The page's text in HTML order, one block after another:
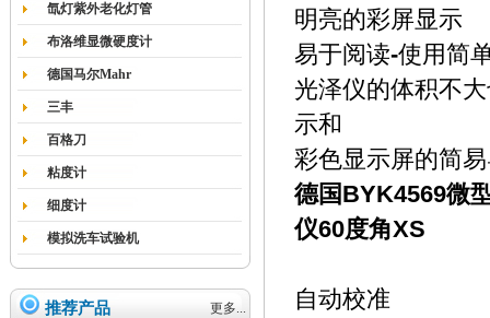
氙灯紫外老化灯管
布洛维显微硬度计
德国马尔Mahr
三丰
百格刀
粘度计
细度计
模拟洗车试验机
推荐产品 更多...
明亮的彩屏显示
易于阅读-使用简
光泽仪的体积不
示和
彩色显示屏的简
德国BYK4569微
仪60度角XS
自动校准